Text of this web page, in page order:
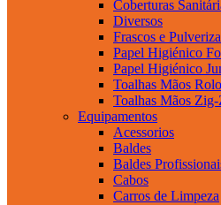
Coberturas
Diversos
Frascos e
Papel Higiénico
Papel Higiénico
Toalhas Mãos Rolo
Toalhas Mãos
Equipamentos
Acessorios
Baldes
Baldes
Cabos
Carros de Limpeza